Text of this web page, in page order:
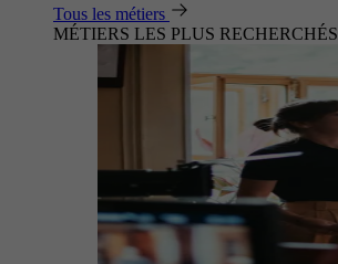
Tous les métiers
MÉTIERS LES PLUS RECHERCHÉS